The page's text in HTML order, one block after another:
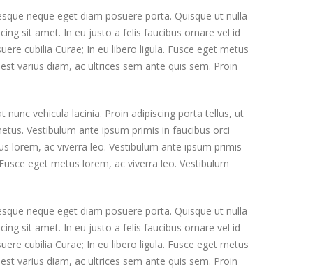
neque eget diam posuere porta. Quisque ut nulla
sit amet. In eu justo a felis faucibus ornare vel id
cubilia Curae; In eu libero ligula. Fusce eget metus
varius diam, ac ultrices sem ante quis sem. Proin
vehicula lacinia. Proin adipiscing porta tellus, ut
Vestibulum ante ipsum primis in faucibus orci
lorem, ac viverra leo. Vestibulum ante ipsum primis
eget metus lorem, ac viverra leo. Vestibulum
neque eget diam posuere porta. Quisque ut nulla
sit amet. In eu justo a felis faucibus ornare vel id
cubilia Curae; In eu libero ligula. Fusce eget metus
varius diam, ac ultrices sem ante quis sem. Proin